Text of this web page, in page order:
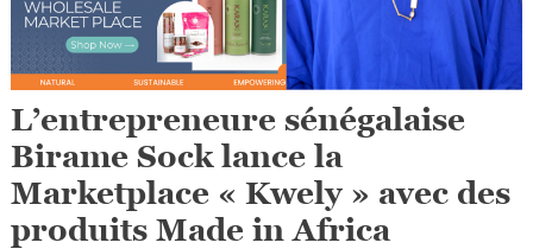
L’entrepreneure sénégalaise
Birame Sock lance la
Marketplace « Kwely » avec des
produits Made in Africa